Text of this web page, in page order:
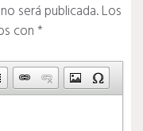
será publicada.Los
con*